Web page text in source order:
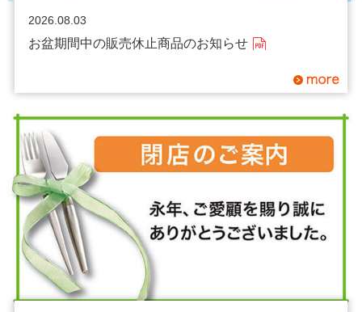
2026.08.03
お盆期間中の販売休止商品のお知らせ